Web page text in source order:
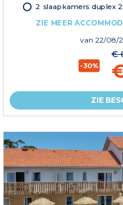
2 slaapkamers duplex
ZIE MEER
van 22/08/
-30%
€
ZIE